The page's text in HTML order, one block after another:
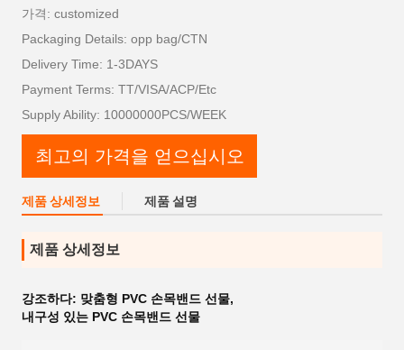
가격: customized
Packaging Details: opp bag/CTN
Delivery Time: 1-3DAYS
Payment Terms: TT/VISA/ACP/Etc
Supply Ability: 10000000PCS/WEEK
최고의 가격을 얻으십시오
제품 상세정보 제품 설명
제품 상세정보
강조하다: 맞춤형 PVC 손목밴드 선물,
내구성 있는 PVC 손목밴드 선물